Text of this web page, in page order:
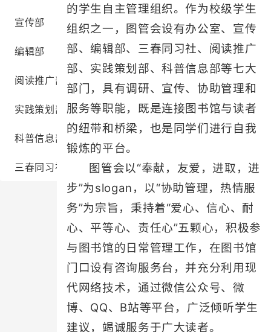
宣传部
编辑部
阅读推广部
实践策划部
科普信息部
三春同习社
的学生自主管理组织。作为校级学生
组织之一，图管会设有办公室、宣传
部、编辑部、三春同习社、阅读推广
部、实践策划部、科普信息部等七大
部门，具有调研、宣传、协助管理和
服务等职能，既是连接图书馆与读者
的纽带和桥梁，也是同学们进行自我
锻炼的平台。
图管会以“奉献，友爱，进取，进
步”为slogan，以“协助管理，热情服
务”为宗旨，秉持着“爱心、信心、耐
心、平等心、责任心”五颗心，积极参
与图书馆的日常管理工作，在图书馆
门口设有咨询服务台，并充分利用现
代网络技术，通过微信公众号、微
博、QQ、B站等平台，广泛倾听学生
建议，竭诚服务于广大读者。